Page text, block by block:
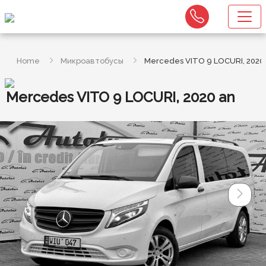
Home Микроавтобусы Mercedes VITO 9 LOCURI, 2020
Mercedes VITO 9 LOCURI, 2020 an